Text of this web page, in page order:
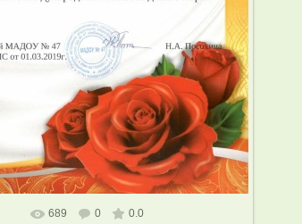
В реальном размере 1158x1600
689 0 0.0